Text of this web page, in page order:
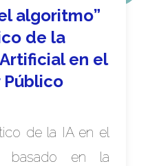
algoritmo”
de la
en el
de la IA en el
basado en la